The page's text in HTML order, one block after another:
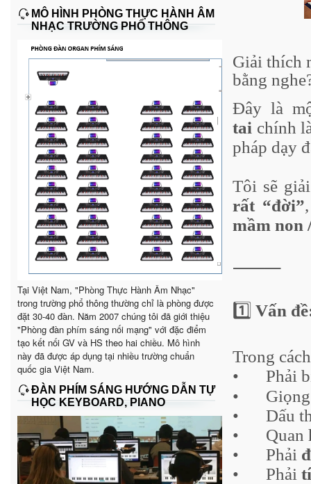
MÔ HÌNH PHÒNG THỰC HÀNH ÂM
NHẠC TRƯỜNG PHỔ THÔNG
Tại Việt Nam, "Phòng Thực Hành Âm Nhạc"
trong trường phổ thông thường chỉ là phòng được
đặt 30-40 đàn. Năm 2007 chúng tôi đã giới thiệu
"Phòng đàn phím sáng nối mạng" với đặc điểm
tạo kết nối GV và HS theo hai chiều. Mô hình
này đã được áp dụng tại nhiều trường chuẩn
quốc gia Việt Nam.
ĐÀN PHÍM SÁNG HƯỚNG DẪN TỰ
HỌC KEYBOARD, PIANO
Giải thích
bằng
Đây là
tai chính
pháp dạy
Tôi sẽ
rất “đời”
mầm non
⸻
1️⃣ Vấn
Trong
•
Phải
•
•
Dấu
•
Quan
•
Phải
•
Phải